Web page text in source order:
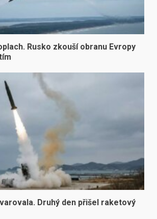
Rusko zkouší obranu Evropy
Druhý den přišel raketový